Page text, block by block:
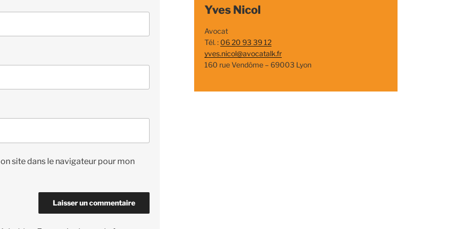
site dans le navigateur pour mon
Yves Nicol
Avocat
Tél. : 06 20 93 39 12
yves.nicol@avocatalk.fr
160 rue Vendôme – 69003 Lyon